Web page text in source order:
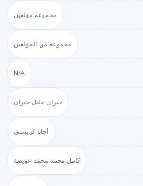
مجموعة مؤلفين
مجموعة من المؤلفين
N/A
جبران خليل جبران
أجاثا كريستي
كامل محمد محمد عويضة